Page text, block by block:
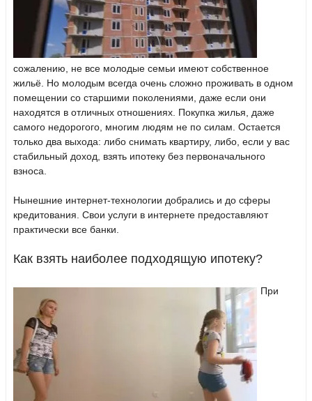
сожалению, не все молодые семьи имеют собственное
жильё. Но молодым всегда очень сложно проживать в одном
помещении со старшими поколениями, даже если они
находятся в отличных отношениях. Покупка жилья, даже
самого недорогого, многим людям не по силам. Остается
только два выхода: либо снимать квартиру, либо, если у вас
стабильный доход, взять ипотеку без первоначального
взноса.
Нынешние интернет-технологии добрались и до сферы
кредитования. Свои услуги в интернете предоставляют
практически все банки.
Как взять наиболее подходящую ипотеку?
При